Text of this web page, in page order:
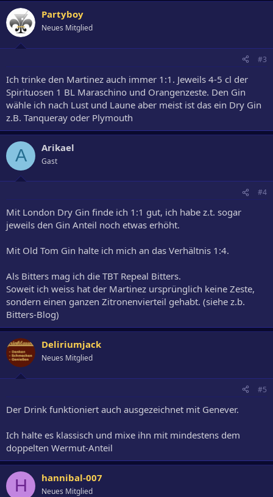
Partyboy
Neues Mitglied
#3
Ich trinke den Martinez auch immer 1:1. Jeweils 4-5 cl der
Spirituosen 1 BL Maraschino und Orangenzeste. Den Gin
wähle ich nach Lust und Laune aber meist ist das ein Dry Gin
z.B. Tanqueray oder Plymouth
A Arikael
Gast
#4
Mit London Dry Gin finde ich 1:1 gut, ich habe z.t. sogar
jeweils den Gin Anteil noch etwas erhöht.
Mit Old Tom Gin halte ich mich an das Verhältnis 1:4.
Als Bitters mag ich die TBT Repeal Bitters.
Soweit ich weiss hat der Martinez ursprünglich keine Zeste,
sondern einen ganzen Zitronenvierteil gehabt. (siehe z.b.
Bitters-Blog)
Deliriumjack
Neues Mitglied
#5
Der Drink funktioniert auch ausgezeichnet mit Genever.
Ich halte es klassisch und mixe ihn mit mindestens dem
doppelten Wermut-Anteil
H hannibal-007
Neues Mitglied